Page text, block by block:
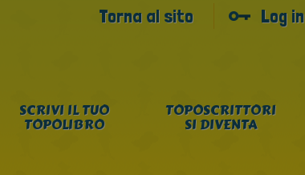
Torna al sito Log in
SCRIVI IL TUO
TOPOLIBRO
TOPOSCRITTORI
SI DIVENTA